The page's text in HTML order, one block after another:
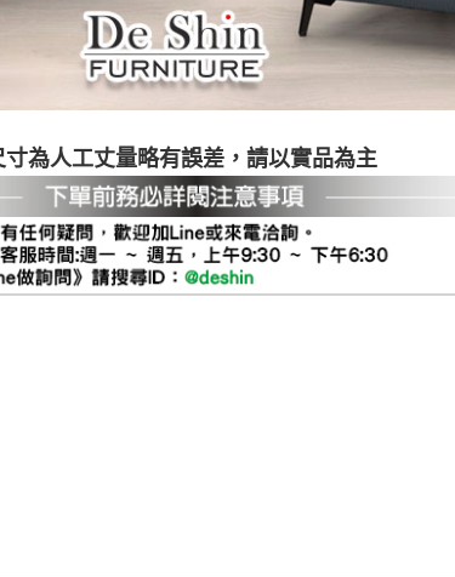
寸為人工丈量略有誤差，請以實品為主